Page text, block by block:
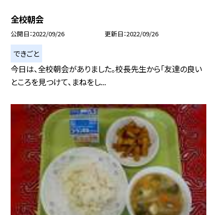
全校朝会
公開日 2022/09/26 更新日 2022/09/26
できごと
今日は、全校朝会がありました。校長先生から「友達の良い
ところを見つけて、まねをし...